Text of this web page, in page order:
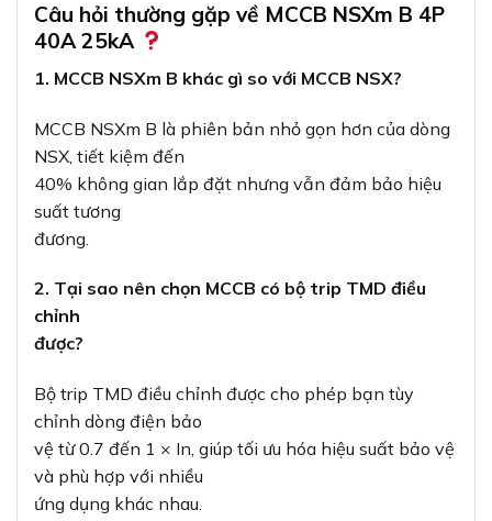
Câu hỏi thường gặp về MCCB NSXm B 4P
40A 25kA
1. MCCB NSXm B khác gì so với MCCB NSX?
MCCB NSXm B là phiên bản nhỏ gọn hơn của dòng
NSX, tiết kiệm đến
40% không gian lắp đặt nhưng vẫn đảm bảo hiệu
suất tương
đương.
2. Tại sao nên chọn MCCB có bộ trip TMD điều
chỉnh
được?
Bộ trip TMD điều chỉnh được cho phép bạn tùy
chỉnh dòng điện bảo
vệ từ 0.7 đến 1 × In, giúp tối ưu hóa hiệu suất bảo vệ
và phù hợp với nhiều
ứng dụng khác nhau.